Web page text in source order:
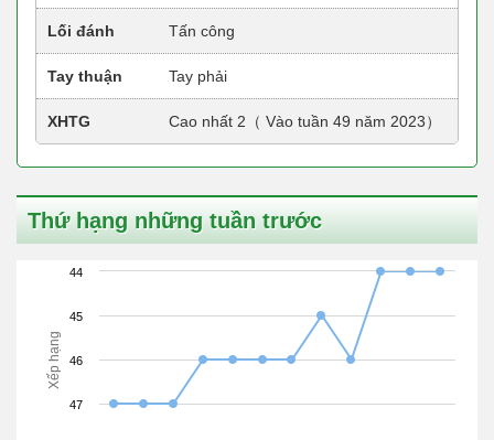
Lối đánh Tấn công
Tay thuận Tay phải
XHTG Cao nhất 2（ Vào tuần 49 năm 2023）
Thứ hạng những tuần trước
Xếp hạng
44
45
46
47